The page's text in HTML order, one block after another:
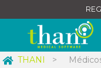
THANI >